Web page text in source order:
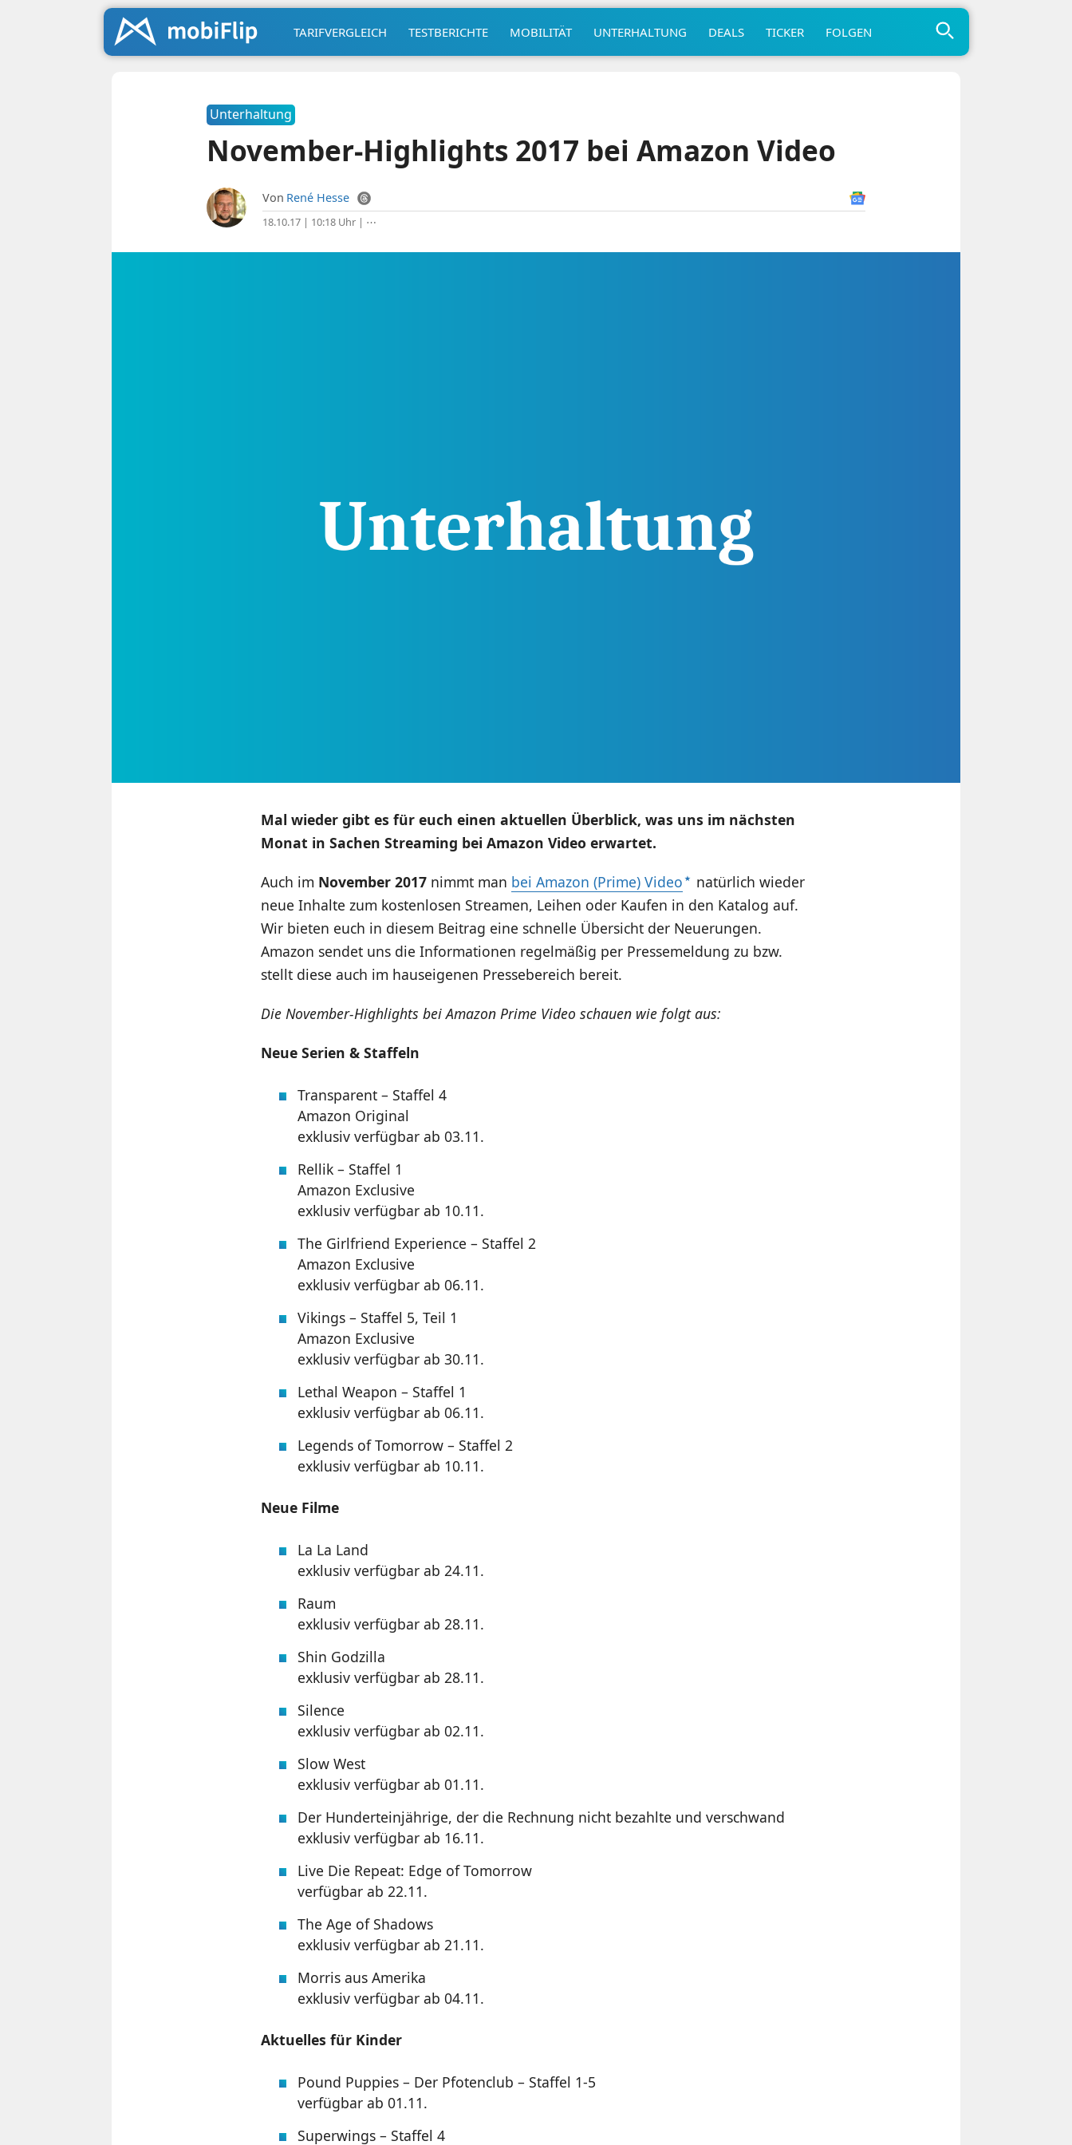
TARIFVERGLEICH TESTBERICHTE MOBILITÄT UNTERHALTUNG DEALS TICKER FOLGEN
Unterhaltung
November-Highlights 2017 bei Amazon Video
Von René Hesse
18.10.17 | 10:18 Uhr| ⋯
Mal wieder gibt es für euch einen aktuellen Überblick, was uns im nächsten
Monat in Sachen Streaming bei Amazon Video erwartet.
Auch im November 2017nimmt man bei Amazon (Prime) Video
natürlich wieder
neue Inhalte zum kostenlosen Streamen, Leihen oder Kaufen in den Katalog auf.
Wir bieten euch in diesem Beitrag eine schnelle Übersicht der Neuerungen.
Amazon sendet uns die Informationen regelmäßig per Pressemeldung zu bzw.
stellt diese auch im hauseigenen Pressebereich bereit.
Die November-Highlights bei Amazon Prime Video schauen wie folgt aus:
Neue Serien & Staffeln
Transparent – Staffel 4
Amazon Original
exklusiv verfügbar ab 03.11.
Rellik – Staffel 1
Amazon Exclusive
exklusiv verfügbar ab 10.11.
The Girlfriend Experience – Staffel 2
Amazon Exclusive
exklusiv verfügbar ab 06.11.
Vikings – Staffel 5, Teil 1
Amazon Exclusive
exklusiv verfügbar ab 30.11.
Lethal Weapon – Staffel 1
exklusiv verfügbar ab 06.11.
Legends of Tomorrow – Staffel 2
exklusiv verfügbar ab 10.11.
Neue Filme
La La Land
exklusiv verfügbar ab 24.11.
Raum
exklusiv verfügbar ab 28.11.
Shin Godzilla
exklusiv verfügbar ab 28.11.
Silence
exklusiv verfügbar ab 02.11.
Slow West
exklusiv verfügbar ab 01.11.
Der Hunderteinjährige, der die Rechnung nicht bezahlte und verschwand
exklusiv verfügbar ab 16.11.
Live Die Repeat: Edge of Tomorrow
verfügbar ab 22.11.
The Age of Shadows
exklusiv verfügbar ab 21.11.
Morris aus Amerika
exklusiv verfügbar ab 04.11.
Aktuelles für Kinder
Pound Puppies – Der Pfotenclub – Staffel 1-5
verfügbar ab 01.11.
Superwings – Staffel 4